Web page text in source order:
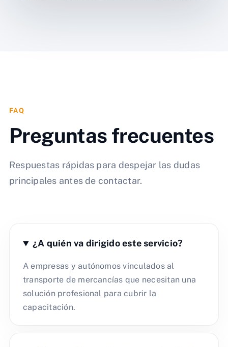
FAQ
Preguntas frecuentes
Respuestas rápidas para despejar las dudas
principales antes de contactar.
¿A quién va dirigido este servicio?
A empresas y autónomos vinculados al
transporte de mercancías que necesitan una
solución profesional para cubrir la
capacitación.